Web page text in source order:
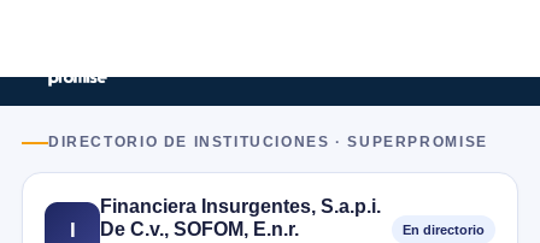
DIRECTORIO DE INSTITUCIONES · SUPERPROMISE
I
Financiera Insurgentes, S.a.p.i.
De C.v., SOFOM, E.n.r.
En directorio